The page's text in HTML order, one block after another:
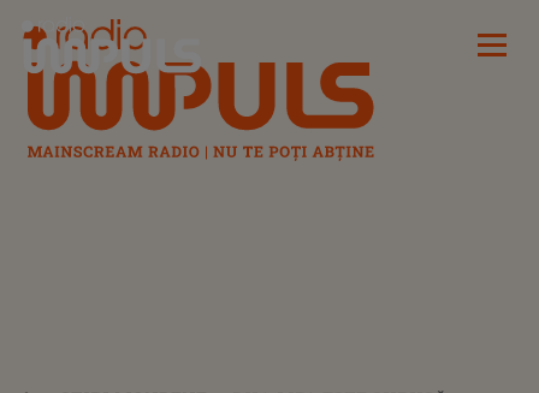
Radio Impuls